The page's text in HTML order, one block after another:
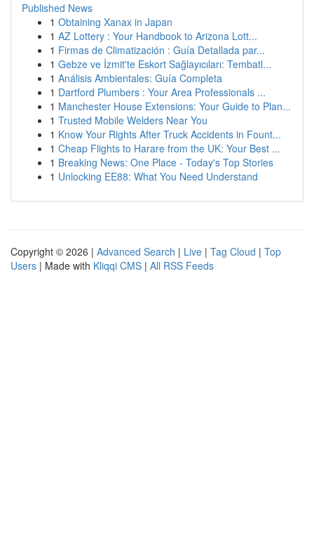
Published News
1 Obtaining Xanax in Japan
1 AZ Lottery : Your Handbook to Arizona Lott...
1 Firmas de Climatización : Guía Detallada par...
1 Gebze ve İzmit'te Eskort Sağlayıcıları: Tembatl...
1 Análisis Ambientales: Guía Completa
1 Dartford Plumbers : Your Area Professionals ...
1 Manchester House Extensions: Your Guide to Plan...
1 Trusted Mobile Welders Near You
1 Know Your Rights After Truck Accidents in Fount...
1 Cheap Flights to Harare from the UK: Your Best ...
1 Breaking News: One Place - Today's Top Stories
1 Unlocking EE88: What You Need Understand
Copyright © 2026 | Advanced Search | Live | Tag Cloud | Top
Users | Made with Kliqqi CMS | All RSS Feeds